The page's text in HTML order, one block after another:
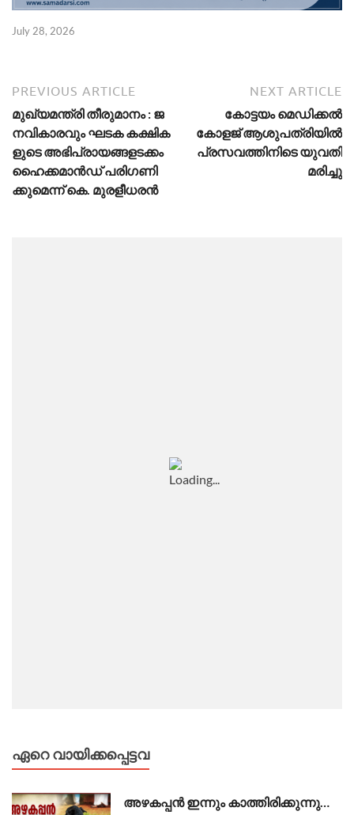
July 28, 2026
PREVIOUS ARTICLE
മു​ഖ്യ​മ​ന്ത്രി​ തീ​രു​മാ​നം : ജ​
ന​വി​കാ​ര​വും ഘ​ട​ക ക​ക്ഷി​ക​
ളു​ടെ അ​ഭി​പ്രാ​യ​ങ്ങ​ള​ട​ക്കം
ഹൈ​ക്ക​മാ​ൻ​ഡ് പ​രി​ഗ​ണി​
ക്കു​മെ​ന്ന് കെ. മു​ര​ളീ​ധ​ര​ൻ
NEXT ARTICLE
കോട്ടയം മെഡിക്കല്‍
കോളജ് ആശുപത്രിയില്‍
പ്രസവത്തിനിടെ യുവതി
മരിച്ചു
ഏറെ വായിക്കപ്പെട്ടവ
അഴകപ്പൻ ഇന്നും കാത്തിരിക്കുന്നു…